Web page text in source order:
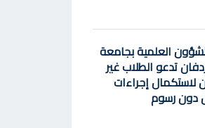
العلمية بجامعة
تدعو الطلاب غير
لاستكمال إجراءات
دون رسوم